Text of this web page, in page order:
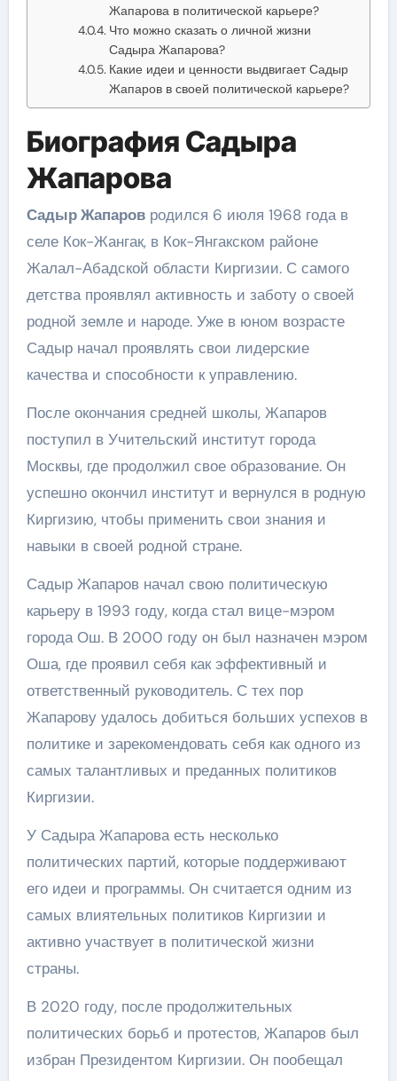
Жапарова в политической карьере?
Что можно сказать о личной жизни
Садыра Жапарова?
Какие идеи и ценности выдвигает Садыр
Жапаров в своей политической карьере?
Биография Садыра
Жапарова
Садыр Жапаровродился 6 июля 1968 года в
селе Кок-Жангак, в Кок-Янгакском районе
Жалал-Абадской области Киргизии. С самого
детства проявлял активность и заботу о своей
родной земле и народе. Уже в юном возрасте
Садыр начал проявлять свои лидерские
качества и способности к управлению.
После окончания средней школы, Жапаров
поступил в Учительский институт города
Москвы, где продолжил свое образование. Он
успешно окончил институт и вернулся в родную
Киргизию, чтобы применить свои знания и
навыки в своей родной стране.
Садыр Жапаров начал свою политическую
карьеру в 1993 году, когда стал вице-мэром
города Ош. В 2000 году он был назначен мэром
Оша, где проявил себя как эффективный и
ответственный руководитель. С тех пор
Жапарову удалось добиться больших успехов в
политике и зарекомендовать себя как одного из
самых талантливых и преданных политиков
Киргизии.
У Садыра Жапарова есть несколько
политических партий, которые поддерживают
его идеи и программы. Он считается одним из
самых влиятельных политиков Киргизии и
активно участвует в политической жизни
страны.
В 2020 году, после продолжительных
политических борьб и протестов, Жапаров был
избран Президентом Киргизии. Он пообещал